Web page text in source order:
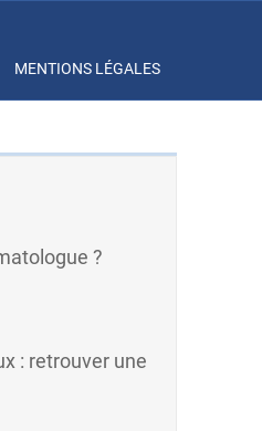
MENTIONS LÉGALES
?
: retrouver une